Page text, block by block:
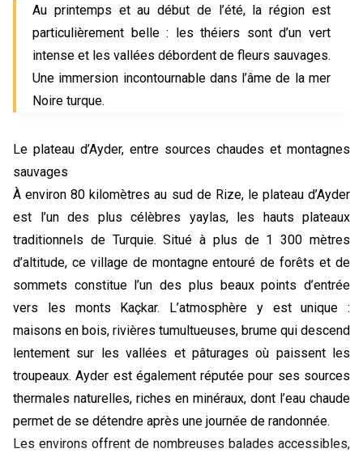
Au printemps et au début de l’été, la région est
particulièrement belle : les théiers sont d’un vert
intense et les vallées débordent de fleurs sauvages.
Une immersion incontournable dans l’âme de la mer
Noire turque.
Le plateau d’Ayder, entre sources chaudes et montagnes
sauvages
À environ 80 kilomètres au sud de Rize, le plateau d’Ayder
est l’un des plus célèbres yaylas, les hauts plateaux
traditionnels de Turquie. Situé à plus de 1 300 mètres
d’altitude, ce village de montagne entouré de forêts et de
sommets constitue l’un des plus beaux points d’entrée
vers les monts Kaçkar. L’atmosphère y est unique :
maisons en bois, rivières tumultueuses, brume qui descend
lentement sur les vallées et pâturages où paissent les
troupeaux. Ayder est également réputée pour ses sources
thermales naturelles, riches en minéraux, dont l’eau chaude
permet de se détendre après une journée de randonnée.
Les environs offrent de nombreuses balades accessibles,